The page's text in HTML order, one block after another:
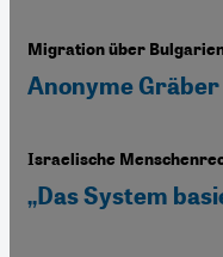
Migration über
Anonyme
Israelische
„Das System